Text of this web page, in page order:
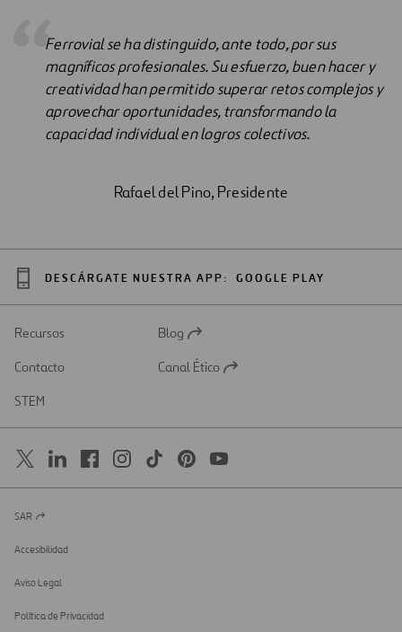
Ferrovial se ha distinguido, ante todo, por sus
magníficos profesionales. Su esfuerzo, buen hacer y
creatividad han permitido superar retos complejos y
aprovechar oportunidades, transformando la
capacidad individual en logros colectivos.
Rafael del Pino, Presidente
DESCÁRGATE NUESTRA APP: GOOGLE PLAY
Recursos
Abrir
una
Blog
Contacto
Abrir
Canal Ético
STEM
Abrir
una
nueva
SAR
Accesibilidad
Aviso Legal
Política de Privacidad